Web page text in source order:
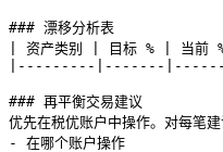
### 漂移分析表
| 资产类别 | 目标 % | 当前
|---------|-------
### 再平衡交易建议
优先在税优账户中操作。对每笔建
- 在哪个账户操作